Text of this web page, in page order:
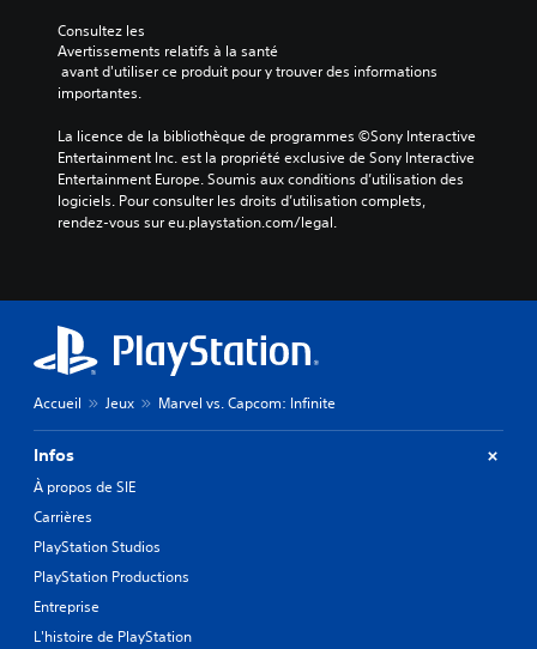
Consultez les
Avertissements relatifs à la santé
importantes.
La licence de la bibliothèque de programmes ©Sony Interactive
Entertainment Inc. est la propriété exclusive de Sony Interactive
Entertainment Europe. Soumis aux conditions d’utilisation des
logiciels. Pour consulter les droits d’utilisation complets,
rendez-vous sur eu.playstation.com/legal.
Accueil Jeux Marvel vs. Capcom: Infinite
Infos
À propos de SIE
Carrières
PlayStation Studios
PlayStation Productions
Entreprise
L'histoire de PlayStation